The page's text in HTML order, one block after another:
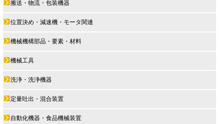
搬送・物流・包装機器
位置決め・減速機・モータ関連
機械機構部品・要素・材料
機械工具
洗浄・洗浄機器
定量吐出・混合装置
自動化機器・食品機械装置